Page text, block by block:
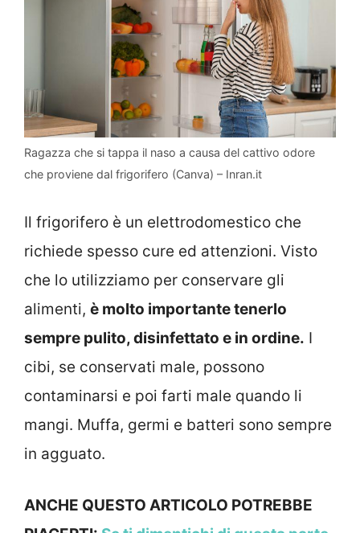
Ragazza che si tappa il naso a causa del cattivo odore
che proviene dal frigorifero (Canva) – Inran.it
Il frigorifero è un elettrodomestico che
richiede spesso cure ed attenzioni. Visto
che lo utilizziamo per conservare gli
alimenti, è molto importante tenerlo
sempre pulito, disinfettato e in ordine. I
cibi, se conservati male, possono
contaminarsi e poi farti male quando li
mangi. Muffa, germi e batteri sono sempre
in agguato.
ANCHE QUESTO ARTICOLO POTREBBE